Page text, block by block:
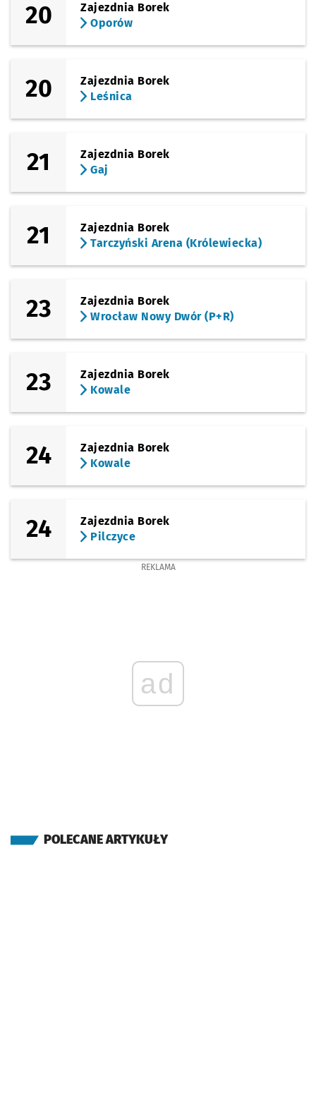
20
Zajezdnia Borek
Oporów
20
Zajezdnia Borek
Leśnica
21
Zajezdnia Borek
Gaj
21
Zajezdnia Borek
Tarczyński Arena (Królewiecka)
23
Zajezdnia Borek
Wrocław Nowy Dwór (P+R)
23
Zajezdnia Borek
Kowale
24
Zajezdnia Borek
Kowale
24
Zajezdnia Borek
Pilczyce
REKLAMA
ad
POLECANE ARTYKUŁY